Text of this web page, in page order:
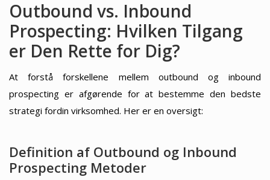
Outbound vs. Inbound
Prospecting: Hvilken Tilgang
er Den Rette for Dig?
At forstå forskellene mellem outbound og inbound
prospecting er afgørende for at bestemme den bedste
strategi fordin virksomhed. Her er en oversigt:
Definition af Outbound og Inbound
Prospecting Metoder